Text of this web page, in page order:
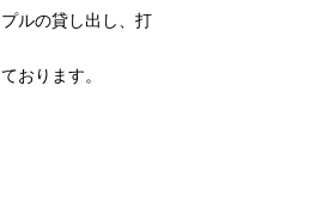
ルの貸し出し、打
おります。